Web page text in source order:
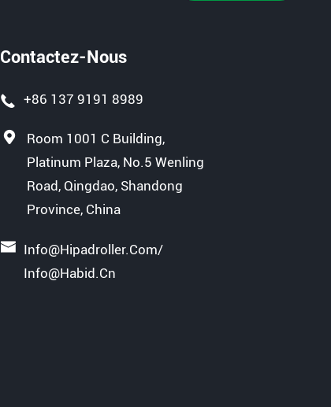
Contactez-Nous
+86 137 9191 8989
Room 1001 C Building,
Platinum Plaza, No.5 Wenling
Road, Qingdao, Shandong
Province, China
Info@hipadroller.com/
Info@habid.cn